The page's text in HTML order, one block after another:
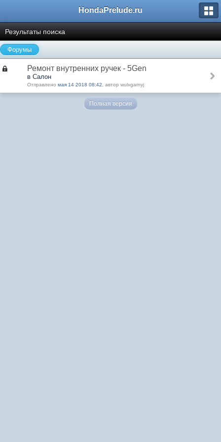
HondaPrelude.ru
Результаты поиска
Форумы
Ремонт внутренних ручек - 5Gen
в Салон
Отправлено мая 14 2018 08:42 , автор wulxgarnyj
Полная версия